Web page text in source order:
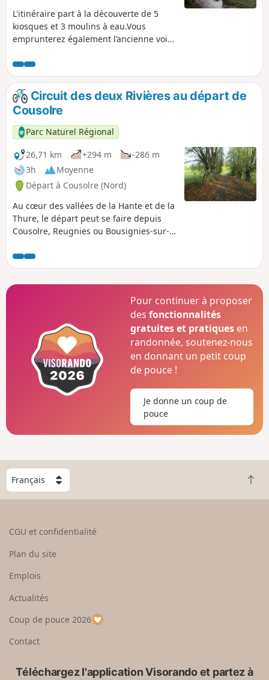
L'itinéraire part à la découverte de 5
kiosques et 3 moulins à eau.Vous
emprunterez également l’ancienne voie
parcours vallonné est adapté à des
cyclotouristes avertis.
Circuit des deux Rivières au départ de
Cousolre
Parc Naturel Régional
26,71 km
+294 m
-286 m
3h
Moyenne
Départ à Cousolre (Nord)
Au cœur des vallées de la Hante et de la
Thure, le départ peut se faire depuis
Cousolre, Reugnies ou Bousignies-sur-
Pour continuer à proposer
desfonctionnalités
gratuites et pratiques en
randonnée, soutenez-nous
en donnant un petit coup
de pouce !
Je donne un coup de
pouce
C
h
o
e
u
p
a
R
e
CGU et confidentialité
Plan du site
Emplois
Actualités
Coup de pouce 2026
Contact
Téléchargez l'application Visorando et partez à